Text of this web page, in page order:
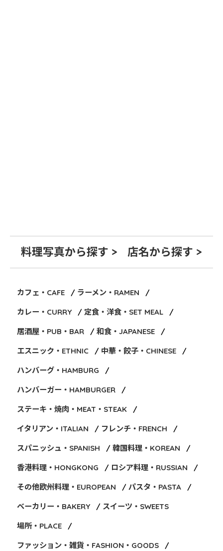
料理写真から探す > 店名から探す >
カフェ・CAFE ラーメン・RAMEN
カレー・CURRY 定食・洋食・SET MEAL
居酒屋・PUB・BAR 和食・JAPANESE
エスニック・ETHNIC 中華・餃子・CHINESE
ハンバーグ・HAMBURG
ハンバーガー・HAMBURGER
ステーキ・焼肉・MEAT・STEAK
イタリアン・ITALIAN フレンチ・FRENCH
スパニッシュ・SPANISH 韓国料理・KOREAN
香港料理・HONGKONG ロシア料理・RUSSIAN
その他欧州料理・EUROPEAN パスタ・PASTA
ベーカリー・BAKERY スイーツ・SWEETS
場所・PLACE
ファッション・雑貨・FASHION・GOODS